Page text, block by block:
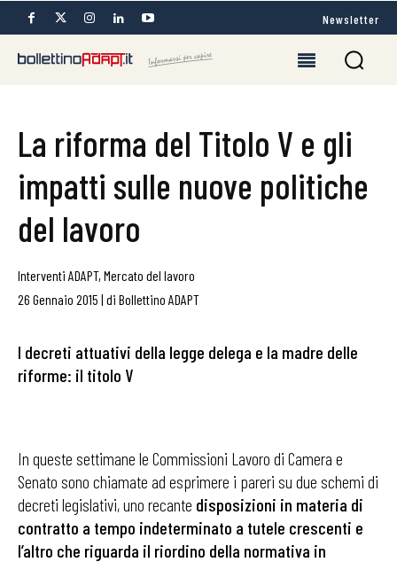
Newsletter
La riforma del Titolo V e gli
impatti sulle nuove politiche
del lavoro
Interventi ADAPT, Mercato del lavoro
26 Gennaio 2015 | di Bollettino ADAPT
I decreti attuativi della legge delega e la madre delle
riforme: il titolo V
In queste settimane le Commissioni Lavoro di Camera e
Senato sono chiamate ad esprimere i pareri su due schemi di
decreti legislativi, uno recante disposizioni in materia di
contratto a tempo indeterminato a tutele crescenti e
l’altro che riguarda il riordino della normativa in